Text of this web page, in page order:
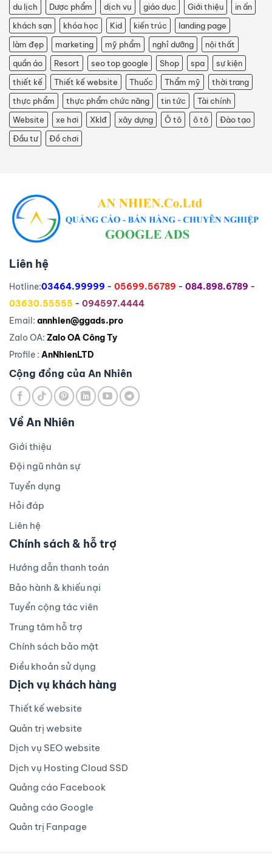
du lịch
Dược phẩm dịch vụ giáo dục Giới thiệu
in ấn
khách sạn
khóa học Kid kiến trúc
landing page
làm đẹp
marketing mỹ phẩm nghỉ dưỡng
nội thất
quần áo
Resort seo top google Shop spa
sự kiện
thiết kế
Thiết kế website Thuốc Thẩm mỹ
thời trang
thực phẩm
thực phẩm chức năng tin tức
Tài chính
Website
xe hơi Xklđ xây dựng Ô tô ô tô
Đào tạo
Đầu tư
Đồ chơi
Liên hệ
Hotline:03464.99999 - 05699.56789 - 084.898.6789 -
03630.55555 - 094597.4444
Email: annhien@ggads.pro
Zalo OA: Zalo OA Công Ty
Profile : AnNhienLTD
Cộng đồng của An Nhiên
Về An Nhiên
Giới thiệu
Đội ngũ nhân sự
Tuyển dụng
Hỏi đáp
Liên hệ
Chính sách & hỗ trợ
Hướng dẫn thanh toán
Bảo hành & khiếu nại
Tuyển cộng tác viên
Trung tâm hỗ trợ
Chính sách bảo mật
Điều khoản sử dụng
Dịch vụ khách hàng
Thiết kế website
Quản trị website
Dịch vụ SEO website
Dịch vụ Hosting Cloud SSD
Quảng cáo Facebook
Quảng cáo Google
Quản trị Fanpage